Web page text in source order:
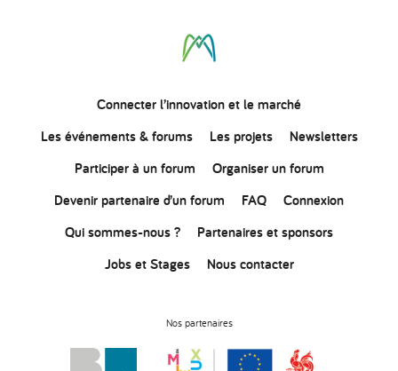
Connecterl’innovationet le marché
Les événements & forums
Les projets
Newsletters
Participer à un forum
Organiser un forum
Devenir partenaire d’un forum
FAQ
Connexion
Qui sommes-nous ?
Partenaires et sponsors
Jobs et Stages
Nous contacter
Nos partenaires